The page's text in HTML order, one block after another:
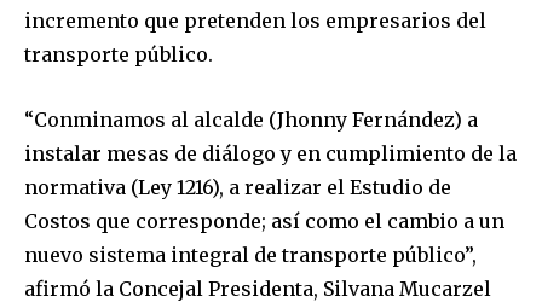
incremento que pretenden los empresarios del
transporte público.
“Conminamos al alcalde (Jhonny Fernández) a
instalar mesas de diálogo y en cumplimiento de la
normativa (Ley 1216), a realizar el Estudio de
Costos que corresponde; así como el cambio a un
nuevo sistema integral de transporte público”,
afirmó la Concejal Presidenta, Silvana Mucarzel